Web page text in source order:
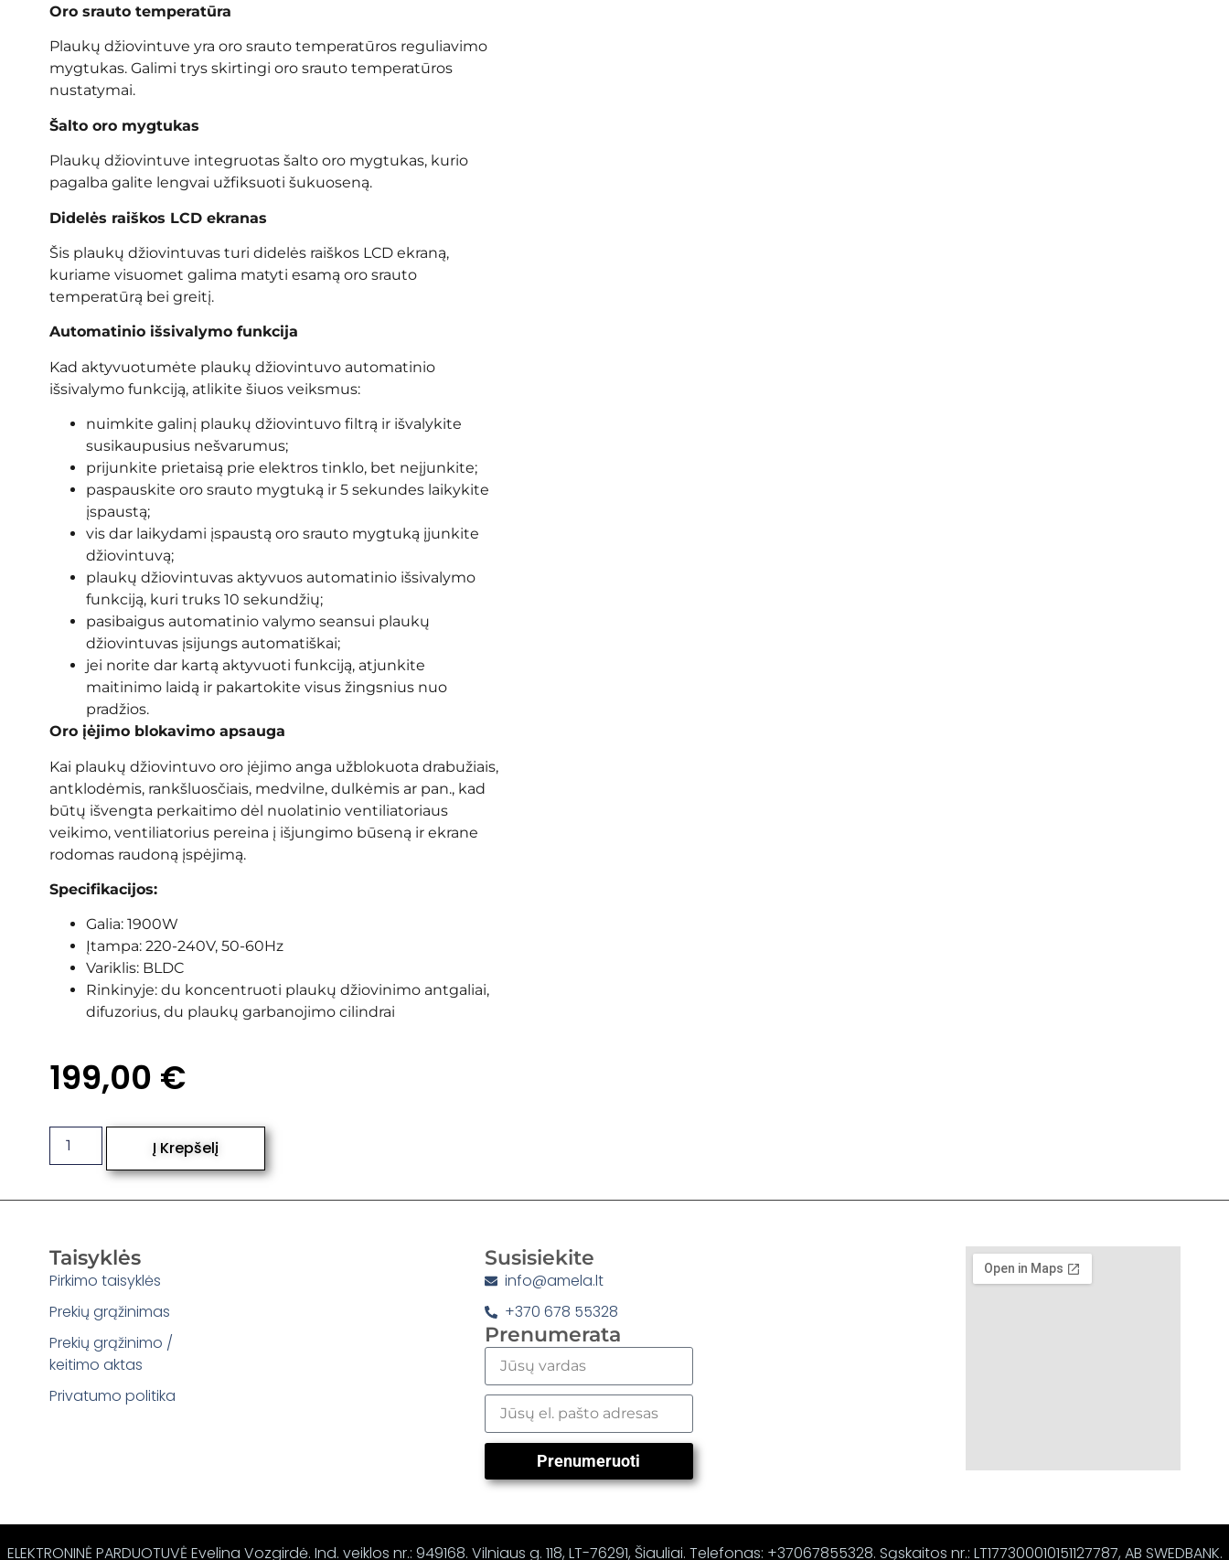
Oro srauto temperatūra
Plaukų džiovintuve yra oro srauto temperatūros reguliavimo
mygtukas. Galimi trys skirtingi oro srauto temperatūros
nustatymai.
Šalto oro mygtukas
Plaukų džiovintuve integruotas šalto oro mygtukas, kurio
pagalba galite lengvai užfiksuoti šukuoseną.
Didelės raiškos LCD ekranas
Šis plaukų džiovintuvas turi didelės raiškos LCD ekraną,
kuriame visuomet galima matyti esamą oro srauto
temperatūrą bei greitį.
Automatinio išsivalymo funkcija
Kad aktyvuotumėte plaukų džiovintuvo automatinio
išsivalymo funkciją, atlikite šiuos veiksmus:
nuimkite galinį plaukų džiovintuvo filtrą ir išvalykite
susikaupusius nešvarumus;
prijunkite prietaisą prie elektros tinklo, bet neįjunkite;
paspauskite oro srauto mygtuką ir 5 sekundes laikykite
įspaustą;
vis dar laikydami įspaustą oro srauto mygtuką įjunkite
džiovintuvą;
plaukų džiovintuvas aktyvuos automatinio išsivalymo
funkciją, kuri truks 10 sekundžių;
pasibaigus automatinio valymo seansui plaukų
džiovintuvas įsijungs automatiškai;
jei norite dar kartą aktyvuoti funkciją, atjunkite
maitinimo laidą ir pakartokite visus žingsnius nuo
pradžios.
Oro įėjimo blokavimo apsauga
Kai plaukų džiovintuvo oro įėjimo anga užblokuota drabužiais,
antklodėmis, rankšluosčiais, medvilne, dulkėmis ar pan., kad
būtų išvengta perkaitimo dėl nuolatinio ventiliatoriaus
veikimo, ventiliatorius pereina į išjungimo būseną ir ekrane
rodomas raudoną įspėjimą.
Specifikacijos:
Galia: 1900W
Įtampa: 220-240V, 50-60Hz
Variklis: BLDC
Rinkinyje: du koncentruoti plaukų džiovinimo antgaliai,
difuzorius, du plaukų garbanojimo cilindrai
199,00 €
Į Krepšelį
Taisyklės
Pirkimo taisyklės
Prekių grąžinimas
Prekių grąžinimo /
keitimo aktas
Privatumo politika
Susisiekite
info@amela.lt
+370 678 55328
Prenumerata
Prenumeruoti
ELEKTRONINĖ PARDUOTUVĖ Evelina Vozgirdė. Ind. veiklos nr.: 949168. Vilniaus g. 118, LT-76291, Šiauliai. Telefonas: +37067855328. Sąskaitos nr.: LT177300010151127787, AB SWEDBANK.